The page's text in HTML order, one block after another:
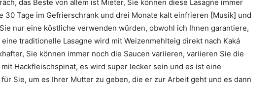
das Beste von allem ist Mieter, Sie können diese Lasagne immer
30 Tage im Gefrierschrank und drei Monate kalt einfrieren [Musik] und
nur eine köstliche verwenden würden, obwohl ich Ihnen garantiere,
traditionelle Lasagne wird mit Weizenmehlteig direkt nach Kaká
Sie können immer noch die Saucen variieren, variieren Sie die
Hackfleischspinat, es wird super lecker sein und es ist eine
Sie, um es Ihrer Mutter zu geben, die er zur Arbeit geht und es dann